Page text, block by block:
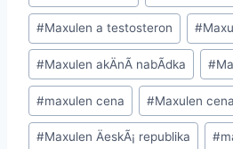
#Maxulen a testosteron #
#Maxulen akÄnÃ­ nabÃ­dka #
#maxulen cena #Maxulen
#Maxulen ÄeskÃ¡ republika #